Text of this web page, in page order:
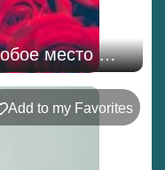
место …
Add to my Favorites